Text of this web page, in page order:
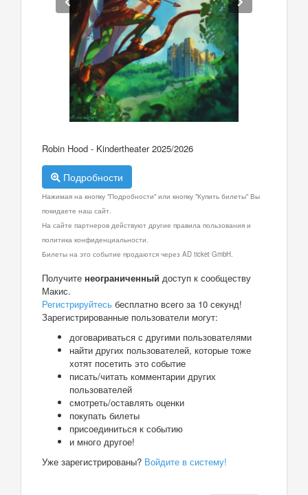
Robin Hood - Kindertheater 2025/2026
Подробности
Нажимая на кнопку "Подробности" или кнопку "Купить билеты" Вы
покидаете наш сайт.
На сайте партнеров действуют другие правила пользования и
политика конфиденциальности.
Билеты на это событие продаются через AD ticket GmbH.
Получите неограниченный доступ к сообществу
Макис.
Регистрируйтесь бесплатно всего за 10 секунд!
Зарегистрированные пользователи могут:
договариваться с другими пользователями
найти других пользователей, которые тоже
хотят посетить это событие
писать/читать комментарии других
пользователей
смотреть/оставлять оценки
покупать билеты
присоединиться к событию
и много другое!
Уже зарегистрированы? Войдите в систему!